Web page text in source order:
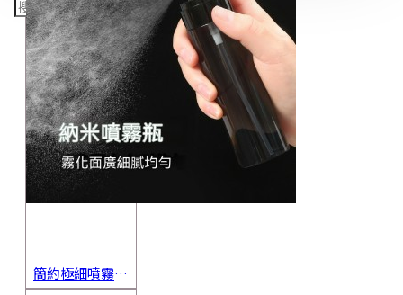
簡約極細噴霧瓶 旅行分裝瓶 保養品分裝 酒精噴霧瓶 小噴壺 香水瓶 隨身瓶